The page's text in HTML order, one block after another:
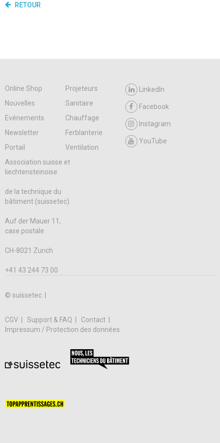
RETOUR
Online Shop
Projeteurs
Nouvelles
Sanitaire
Evénements
Chauffage
Newsletter
Ferblanterie
Portail
Ventilation
LinkedIn
Facebook
Instagram
YouTube
Association suisse et
liechtensteinoise
de la technique du
bâtiment (suissetec)
Auf der Mauer 11,
case postale
CH-8021 Zurich
+41 43 244 73 00
© suissetec |
CGV Support & FAQ
Contact
Impressum / Protection des données